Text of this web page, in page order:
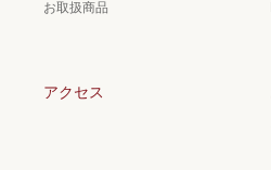
お取扱商品
アクセス